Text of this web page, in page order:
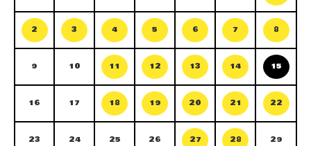
2 3 4 5 6 7 8
9 10 11 12 13 14 15
16 17 18 19 20 21 22
23 24 25 26 27 28 29